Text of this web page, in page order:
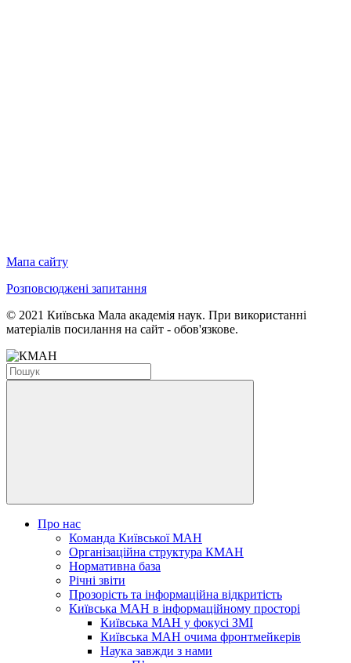
Мапа сайту
Розповсюджені запитання
© 2021 Київська Мала академія наук. При використанні
матеріалів посилання на сайт - обов'язкове.
Про нас
Команда Київської МАН
Організаційна структура КМАН
Нормативна база
Річні звіти
Прозорість та інформаційна відкритість
Київська МАН в інформаційному просторі
Київська МАН у фокусі ЗМІ
Київська МАН очима фронтмейкерів
Наука завжди з нами